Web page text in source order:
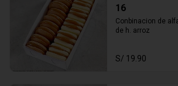
16
Conbinacion de
de h. arroz
S/ 19.90